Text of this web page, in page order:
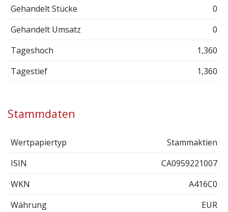
Gehandelt Stücke
0
Gehandelt Umsatz
0
Tageshoch
1,360
Tagestief
1,360
Stammdaten
Wertpapiertyp
Stammaktien
ISIN
CA0959221007
WKN
A416C0
Währung
EUR